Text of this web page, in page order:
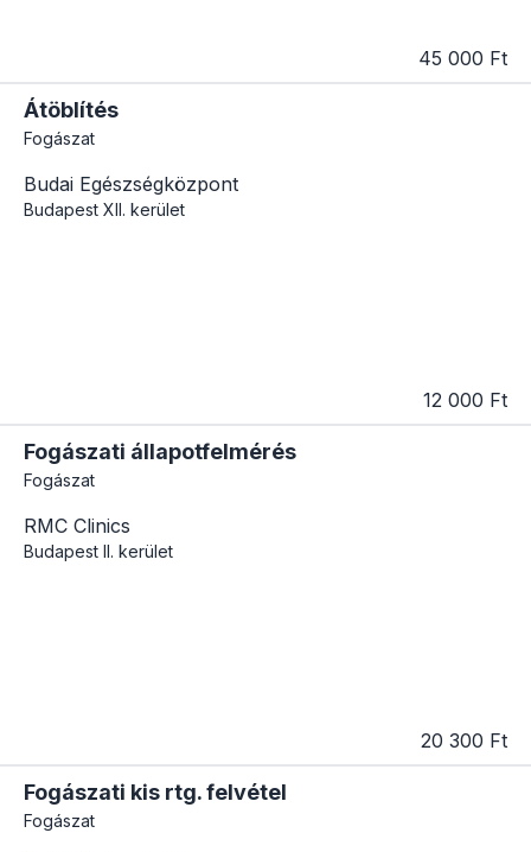
45 000 Ft
Átöblítés
Fogászat
Budai Egészségközpont
Budapest XII. kerület
12 000 Ft
Fogászati állapotfelmérés
Fogászat
RMC Clinics
Budapest II. kerület
20 300 Ft
Fogászati kis rtg. felvétel
Fogászat